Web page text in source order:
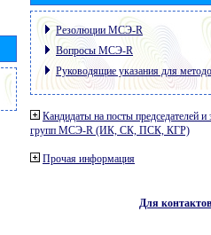
Резолюции МСЭ-R
Вопросы МСЭ-R
Руководящие указания для
Кандидаты на посты председателей и
групп МСЭ-R (ИК, СК, ПСК, КГР)
Прочая информация
Для контактов